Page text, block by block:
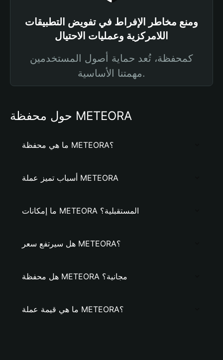
ومنع مخاطر الإفراط في تفويض التطبيقات
اللامركزية وعمليات الاحتيال
كمحفظة، تُعد حماية أصول المستخدمين
مهمتنا الأساسية.
حول محفظة METEORA
ما هي محفظة METEORA؟
أسباب تميز عملة METEORA
ما إمكانات METEORA المستقبلية؟
هل سيرتفع سعر METEORA؟
هل محفظة METEORA مجانية؟
ما هي قيمة عملة METEORA؟